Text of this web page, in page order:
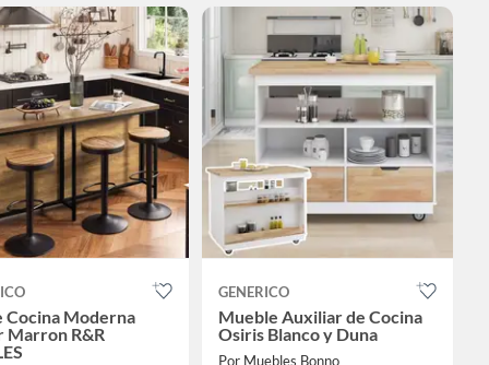
Cocina Moderna
Marron R&R
GENERICO
Mueble Auxiliar de Cocina
Osiris Blanco y Duna
Por Muebles Bonno